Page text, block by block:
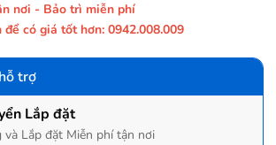
nơi - Bảo trì miễn phí
có giá tốt hơn: 0942.008.009
trợ
Lắp đặt
và Lắp đặt Miễn phí tận nơi